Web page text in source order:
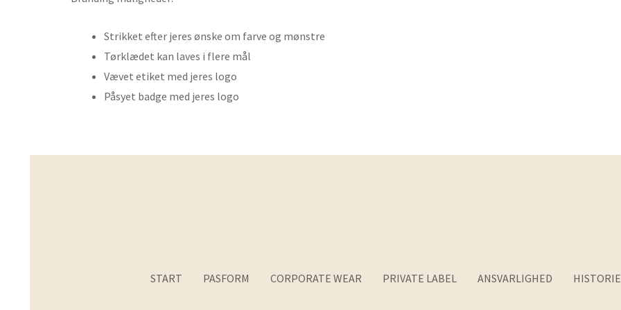
Strikket efter jeres ønske om farve og mønstre
Tørklædet kan laves i flere mål
Vævet etiket med jeres logo
Påsyet badge med jeres logo
START PASFORM CORPORATE WEAR PRIVATE LABEL ANSVARLIGHED HISTORIE